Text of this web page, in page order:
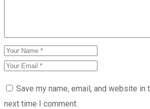
Save my name, email, and website
next time I comment.